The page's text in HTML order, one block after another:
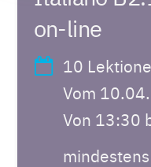
on-line
10
Vom
Von 13:30